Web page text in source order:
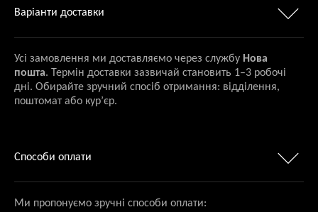
Варіанти доставки
Усі замовлення ми доставляємо через службу Нова
пошта. Термін доставки зазвичай становить 1–3 робочі
дні. Обирайте зручний спосіб отримання: відділення,
поштомат або кур’єр.
Способи оплати
Ми пропонуємо зручні способи оплати: